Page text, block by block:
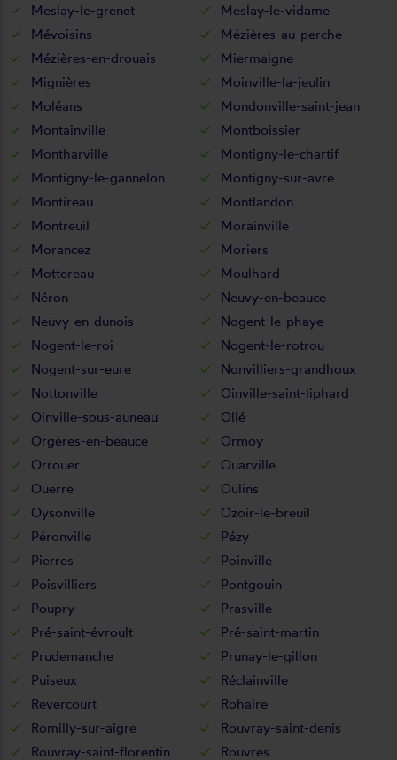
Meslay-le-grenet
Meslay-le-vidame
Mévoisins
Mézières-au-perche
Mézières-en-drouais
Miermaigne
Mignières
Moinville-la-jeulin
Moléans
Mondonville-saint-jean
Montainville
Montboissier
Montharville
Montigny-le-chartif
Montigny-le-gannelon
Montigny-sur-avre
Montireau
Montlandon
Montreuil
Morainville
Morancez
Moriers
Mottereau
Moulhard
Néron
Neuvy-en-beauce
Neuvy-en-dunois
Nogent-le-phaye
Nogent-le-roi
Nogent-le-rotrou
Nogent-sur-eure
Nonvilliers-grandhoux
Nottonville
Oinville-saint-liphard
Oinville-sous-auneau
Ollé
Orgères-en-beauce
Ormoy
Orrouer
Ouarville
Ouerre
Oulins
Oysonville
Ozoir-le-breuil
Péronville
Pézy
Pierres
Poinville
Poisvilliers
Pontgouin
Poupry
Prasville
Pré-saint-évroult
Pré-saint-martin
Prudemanche
Prunay-le-gillon
Puiseux
Réclainville
Revercourt
Rohaire
Romilly-sur-aigre
Rouvray-saint-denis
Rouvray-saint-florentin
Rouvres